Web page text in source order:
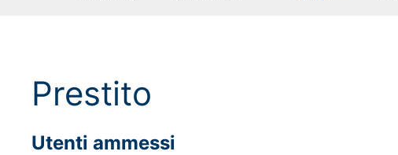
Prestito
Utenti ammessi